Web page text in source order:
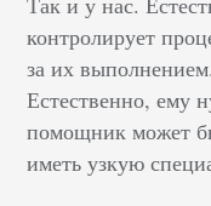
контролирует
за их
Естественно, ему
помощник может
иметь узкую